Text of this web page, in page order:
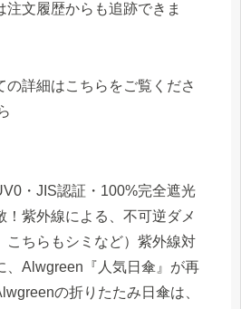
注文履歴からも追跡できま
の詳細はこちらをご覧くださ
・JIS認証・100%完全遮光
！紫外線による、不可逆ダメ
こちらもシミなど）紫外線対
、Alwgreen『人気日傘』が再
の折りたたみ日傘は、